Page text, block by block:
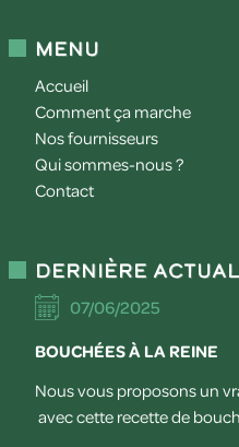
Menu
Accueil
Comment ça marche
Nos fournisseurs
Qui sommes-nous ?
Contact
Dernière
07/06/2025
BOUCHÉES À LA REINE
Nous vous proposons un
avec cette recette de